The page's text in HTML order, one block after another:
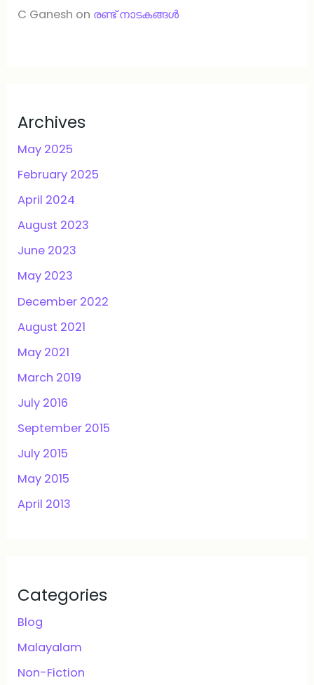
C Ganesh on രണ്ട് നാടകങ്ങള്‍
Archives
May 2025
February 2025
April 2024
August 2023
June 2023
May 2023
December 2022
August 2021
May 2021
March 2019
July 2016
September 2015
July 2015
May 2015
April 2013
Categories
Blog
Malayalam
Non-Fiction